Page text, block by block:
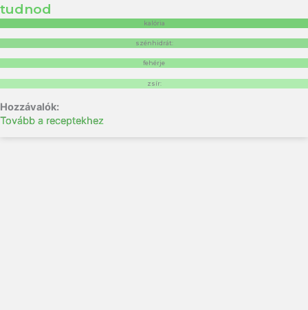
tudnod
kalória
szénhidrát:
fehérje
zsír:
Tovább a receptekhez